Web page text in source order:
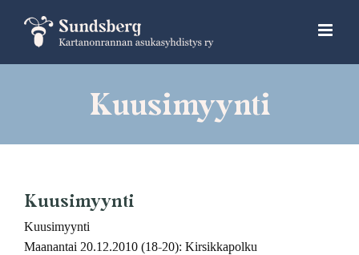
content
Kuusimyynti
Kuusimyynti
Kuusimyynti
Maanantai 20.12.2010 (18-20): Kirsikkapolku